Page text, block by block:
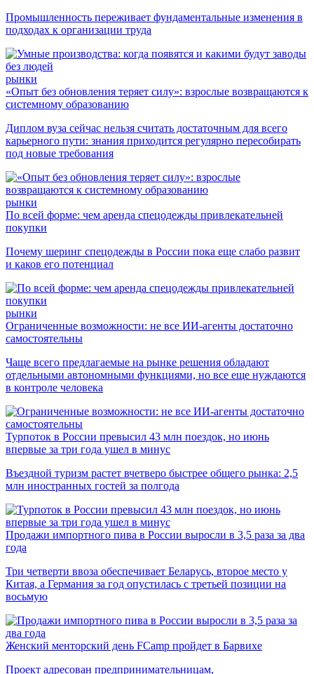
Промышленность переживает фундаментальные изменения в
подходах к организации труда
рынки
«Опыт без обновления теряет силу»: взрослые возвращаются к
системному образованию
Диплом вуза сейчас нельзя считать достаточным для всего
карьерного пути: знания приходится регулярно пересобирать
под новые требования
рынки
По всей форме: чем аренда спецодежды привлекательней
покупки
Почему шеринг спецодежды в России пока еще слабо развит
и каков его потенциал
рынки
Ограниченные возможности: не все ИИ-агенты достаточно
самостоятельны
Чаще всего предлагаемые на рынке решения обладают
отдельными автономными функциями, но все еще нуждаются
в контроле человека
Турпоток в России превысил 43 млн поездок, но июнь
впервые за три года ушел в минус
Въездной туризм растет вчетверо быстрее общего рынка: 2,5
млн иностранных гостей за полгода
Продажи импортного пива в России выросли в 3,5 раза за два
года
Три четверти ввоза обеспечивает Беларусь, второе место у
Китая, а Германия за год опустилась с третьей позиции на
восьмую
Женский менторский день FCamp пройдет в Барвихе
Проект адресован предпринимательницам,